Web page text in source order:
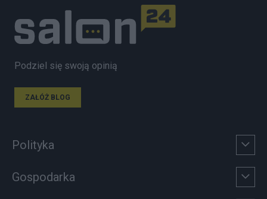
Podziel się swoją opinią
ZAŁÓŻ BLOG
Polityka
Gospodarka